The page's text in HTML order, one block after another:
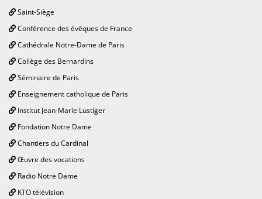
Saint-Siège
Conférence des évêques de France
Cathédrale Notre-Dame de Paris
Collège des Bernardins
Séminaire de Paris
Enseignement catholique de Paris
Institut Jean-Marie Lustiger
Fondation Notre Dame
Chantiers du Cardinal
Œuvre des vocations
Radio Notre Dame
KTO télévision